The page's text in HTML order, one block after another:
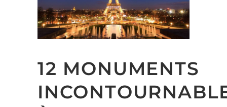
12 MONUMENTS